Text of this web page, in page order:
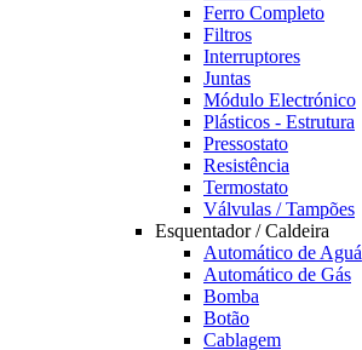
Ferro Completo
Filtros
Interruptores
Juntas
Módulo Electrónico
Plásticos - Estrutura
Pressostato
Resistência
Termostato
Válvulas / Tampões
Esquentador / Caldeira
Automático de Aguá
Automático de Gás
Bomba
Botão
Cablagem